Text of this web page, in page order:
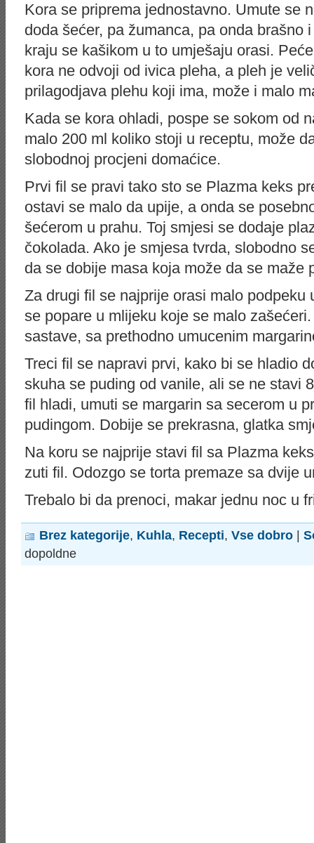
Kora se priprema jednostavno. Umute se
doda šećer, pa žumanca, pa onda brašno
kraju se kašikom u to umješaju orasi.
kora ne odvoji od ivica pleha, a pleh je
prilagodjava plehu koji ima, može i malo
Kada se kora ohladi, pospe se sokom od
malo 200 ml koliko stoji u receptu, može
slobodnoj procjeni domaćice.
Prvi fil se pravi tako sto se Plazma keks
ostavi se malo da upije, a onda se
šećerom u prahu. Toj smjesi se dodaje
čokolada. Ako je smjesa tvrda, slobodno
da se dobije masa koja može da se maže
Za drugi fil se najprije orasi malo podpeku
se popare u mlijeku koje se malo
sastave, sa prethodno umucenim
Treci fil se napravi prvi, kako bi se hladio
skuha se puding od vanile, ali se ne stavi
fil hladi, umuti se margarin sa secerom u
pudingom. Dobije se prekrasna, glatka
Na koru se najprije stavi fil sa Plazma
zuti fil. Odozgo se torta premaze sa dvije
Trebalo bi da prenoci, makar jednu noc u
Brez kategorije, Kuhla, Recepti, Vse dobro
dopoldne